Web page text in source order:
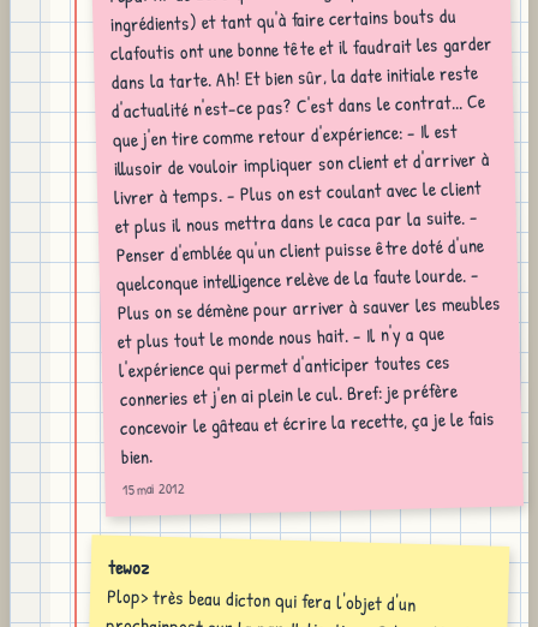
ingrédients) et tant qu'à faire certains bouts du
clafoutis ont une bonne tête et il faudrait les garder
dans la tarte. Ah! Et bien sûr, la date initiale reste
d'actualité n'est-ce pas? C'est dans le contrat... Ce
que j'en tire comme retour d'expérience: - Il est
illusoir de vouloir impliquer son client et d'arriver à
livrer à temps. - Plus on est coulant avec le client
et plus il nous mettra dans le caca par la suite. -
Penser d'emblée qu'un client puisse être doté d'une
quelconque intelligence relève de la faute lourde. -
Plus on se démène pour arriver à sauver les meubles
et plus tout le monde nous hait. - Il n'y a que
l'expérience qui permet d'anticiper toutes ces
conneries et j'en ai plein le cul. Bref: je préfère
concevoir le gâteau et écrire la recette, ça je le fais
bien.
15 mai 2012
tewoz
Plop> très beau dicton qui fera l'objet d'un
prochainpost sur la parallelisation... Seb> voilààà! La
parallélisation, l'autre mal de la gestion de projet
par des triso... Sadikarno> Ah oui, mais là tu
rentresdans les détails, moi je voulais juste faire une
métaphore. Il est evident qu'en fonction des clients
et des grands chefs, mon omelette au plâtre trop
cuite peut devenir un clafouti degueulasse dont le
client n'a finallement pas besoin... Bonheur perpetuel